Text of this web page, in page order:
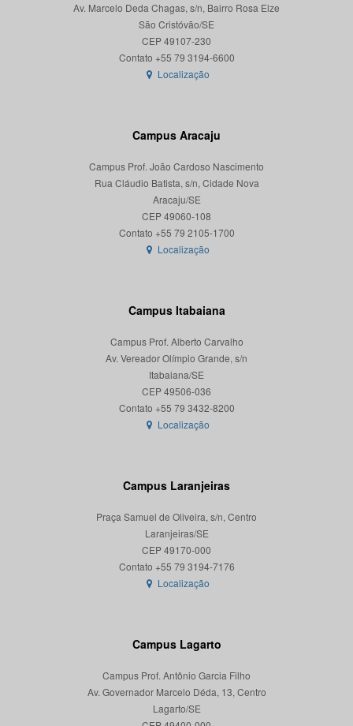
Av. Marcelo Deda Chagas, s/n, Bairro Rosa Elze
São Cristóvão/SE
CEP 49107-230
Localização
Campus Aracaju
Campus Prof. João Cardoso Nascimento
Rua Cláudio Batista, s/n, Cidade Nova
Aracaju/SE
CEP 49060-108
Localização
Campus Itabaiana
Campus Prof. Alberto Carvalho
Av. Vereador Olímpio Grande, s/n
Itabaiana/SE
CEP 49506-036
Localização
Campus Laranjeiras
Praça Samuel de Oliveira, s/n, Centro
Laranjeiras/SE
CEP 49170-000
Localização
Campus Lagarto
Campus Prof. Antônio Garcia Filho
Av. Governador Marcelo Déda, 13, Centro
Lagarto/SE